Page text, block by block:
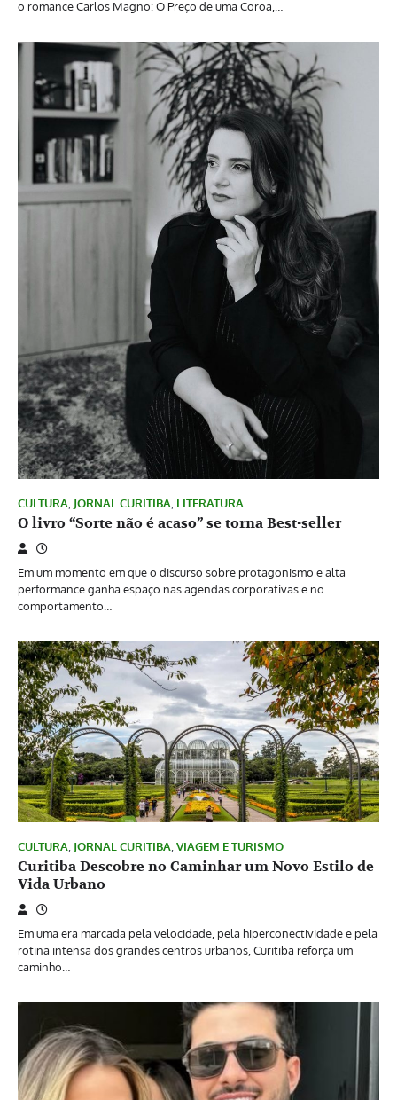
o romance Carlos Magno: O Preço de uma Coroa,…
CULTURA JORNAL CURITIBA LITERATURA
O livro “Sorte não é acaso” se torna Best-seller
Em um momento em que o discurso sobre protagonismo e alta
performance ganha espaço nas agendas corporativas e no
comportamento…
CULTURA JORNAL CURITIBA VIAGEM E TURISMO
Curitiba Descobre no Caminhar um Novo Estilo de
Vida Urbano
Em uma era marcada pela velocidade, pela hiperconectividade e pela
rotina intensa dos grandes centros urbanos, Curitiba reforça um
caminho…